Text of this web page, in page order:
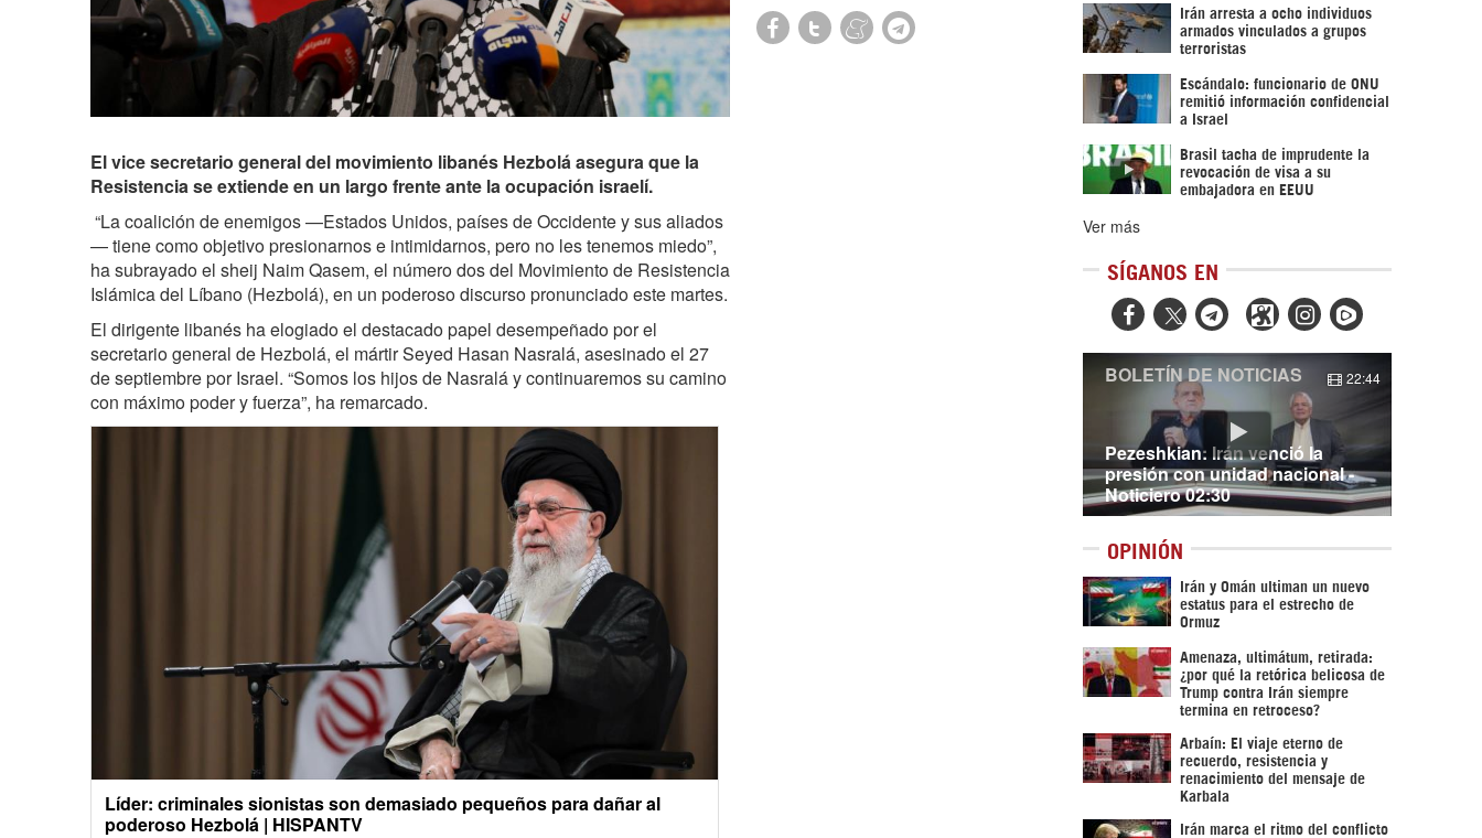
El vice secretario general del movimiento libanés Hezbolá asegura que la
Resistencia se extiende en un largo frente ante la ocupación israelí.
“La coalición de enemigos —Estados Unidos, países de Occidente y sus aliados
— tiene como objetivo presionarnos e intimidarnos, pero no les tenemos miedo”,
ha subrayado el sheij Naim Qasem, el número dos del Movimiento de Resistencia
Islámica del Líbano (Hezbolá), en un poderoso discurso pronunciado este martes.
El dirigente libanés ha elogiado el destacado papel desempeñado por el
secretario general de Hezbolá, el mártir Seyed Hasan Nasralá, asesinado el 27
de septiembre por Israel. “Somos los hijos de Nasralá y continuaremos su camino
con máximo poder y fuerza”, ha remarcado.
Líder: criminales sionistas son demasiado pequeños para dañar al
poderoso Hezbolá | HISPANTV
Irán arresta a ocho individuos
armados vinculados a grupos
terroristas
Escándalo: funcionario de ONU
remitió información confidencial
a Israel
Brasil tacha de imprudente la
revocación de visa a su
embajadora en EEUU
Ver más
SÍGANOS EN
  
Pezeshkian: Irán venció la
presión con unidad nacional -
Noticiero 02:30
BOLETÍN DE NOTICIAS 22:44
OPINIÓN
Irán y Omán ultiman un nuevo
estatus para el estrecho de
Ormuz
Amenaza, ultimátum, retirada:
¿por qué la retórica belicosa de
Trump contra Irán siempre
termina en retroceso?
Arbaín: El viaje eterno de
recuerdo, resistencia y
renacimiento del mensaje de
Karbala
Irán marca el ritmo del conflicto